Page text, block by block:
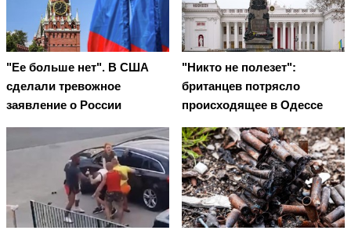
"Ее больше нет". В США
сделали тревожное
заявление о России
"Никто не полезет":
британцев потрясло
происходящее в Одессе